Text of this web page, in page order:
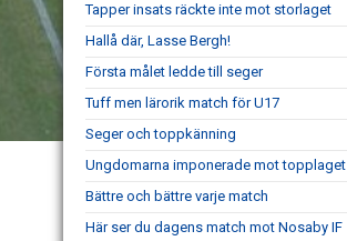
Tapper insats räckte inte mot storlaget
Hallå där, Lasse Bergh!
Första målet ledde till seger
Tuff men lärorik match för U17
Seger och toppkänning
Ungdomarna imponerade mot topplaget
Bättre och bättre varje match
Här ser du dagens match mot Nosaby IF